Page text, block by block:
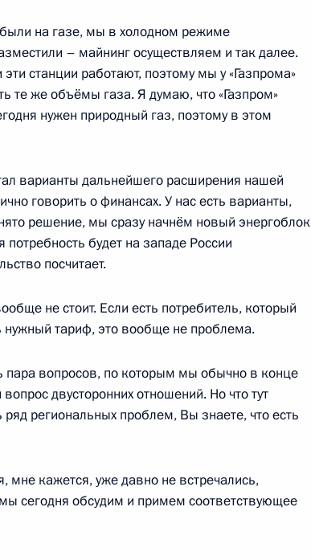
этапа V
безопасности
3
Эллой Памфиловой 5
Николом Пашиняном
на газе, мы в холодном режиме
– майнинг осуществляем и так далее.
станции работают, поэтому мы у «Газпрома»
те же объёмы газа. Я думаю, что «Газпром»
нужен природный газ, поэтому в этом
варианты дальнейшего расширения нашей
говорить о финансах. У нас есть варианты,
решение, мы сразу начнём новый энергоблок
будет на западе России
посчитает.
не стоит. Если есть потребитель, который
нужный тариф, это вообще не проблема.
пара вопросов, по которым мы обычно в конце
двусторонних отношений. Но что тут
региональных проблем, Вы знаете, что есть
мне кажется, уже давно не встречались,
сегодня обсудим и примем соответствующее